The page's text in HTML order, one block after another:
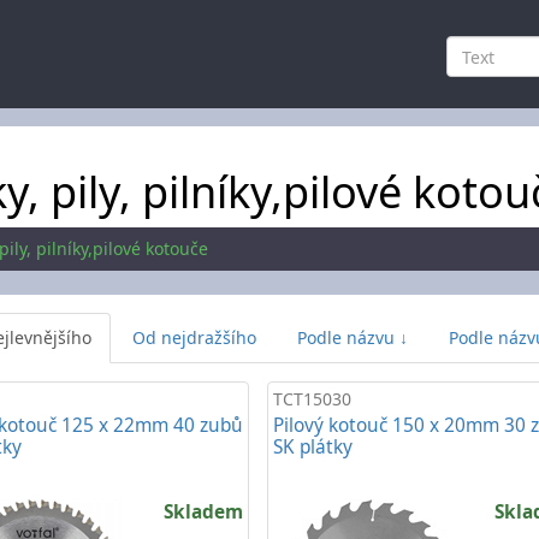
pily, pilníky,pilové
pilníky,pilové kotouče
Od nejdražšího Podle názvu ↓ Podle
125 x 22mm 40 zubů
Skladem
TCT15030
Pilový kotouč 150 x 20mm 30
SK plátky